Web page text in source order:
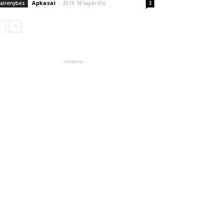
Apkasai - 2019 18 lapkričio 3
- reklama -